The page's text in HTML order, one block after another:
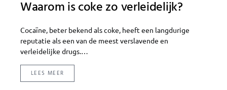
Waarom is coke zo verleidelijk?
Cocaïne, beter bekend als coke, heeft een langdurige
reputatie als een van de meest verslavende en
verleidelijke drugs.…
LEES MEER